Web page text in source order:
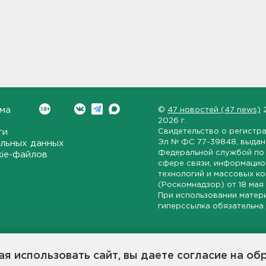
использовать сайт, вы даете согласие на
данных
файлов
© 47 новостей (47 news)
2026 г.
Свидетельство о
Эл № ФС 77-39848 ,
Федеральной службой по
сфере связи,
технологий и массовых
(Роскомнадзор) от 18 мая
При использовании
гиперссылка обязательна.
области, экономической и инвестиционной активности в
станет популярной и конструктивной площадкой